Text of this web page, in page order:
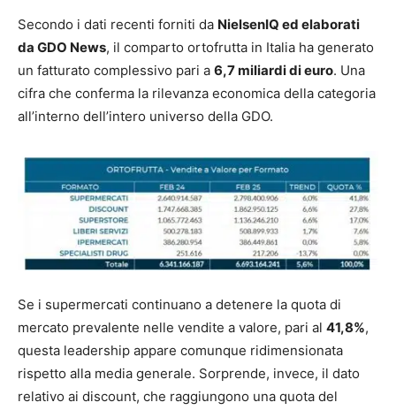
Secondo i dati recenti forniti da NielsenIQ ed elaborati
da GDO News, il comparto ortofrutta in Italia ha generato
un fatturato complessivo pari a 6,7 miliardi di euro. Una
cifra che conferma la rilevanza economica della categoria
all’interno dell’intero universo della GDO.
Se i supermercati continuano a detenere la quota di
mercato prevalente nelle vendite a valore, pari al 41,8%,
questa leadership appare comunque ridimensionata
rispetto alla media generale. Sorprende, invece, il dato
relativo ai discount, che raggiungono una quota del